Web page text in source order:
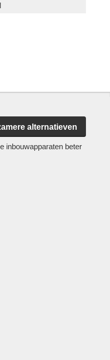
alternatieven
inbouwapparaten beter